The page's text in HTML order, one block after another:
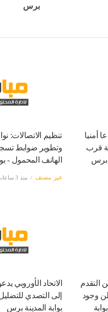
برس
أمنيا
قرب
برس
تنظيم الاتصالات:
وتطوير ضوابط
الهاتف المحمول -
غير مصنف منذ 3 ساعات
التقدم
وجود
الاتحاد الأوروبي
إلى التصدي
بوابة المدينة برس